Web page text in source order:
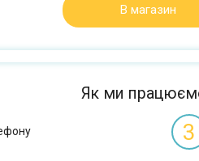
В магазин
Як ми
3